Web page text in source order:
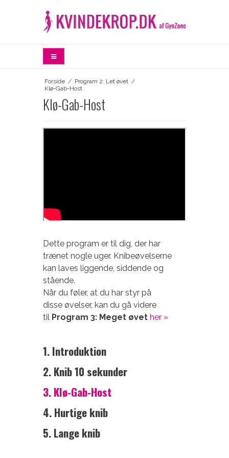
Forside / Program 2: Let øvet /
Klø-Gab-Host
Klø-Gab-Host
Dette program er til dig, der har
trænet nogle uger. Knibeøvelserne
kan laves liggende, siddende og
stående.
Når du føler, at du har styr på
disse øvelser, kan du gå videre
til Program 3: Meget øvet her »
1. Introduktion
2. Knib 10 sekunder
3. Klø-Gab-Host
4. Hurtige knib
5. Lange knib